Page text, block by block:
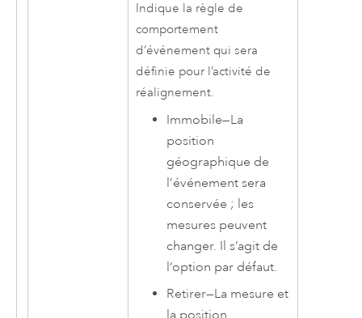
Indique la règle de
comportement
d’événement qui sera
définie pour l’activité de
réalignement.
Immobile—La
position
géographique de
l’événement sera
conservée ; les
mesures peuvent
changer. Il s’agit de
l’option par défaut.
Retirer—La mesure et
la position